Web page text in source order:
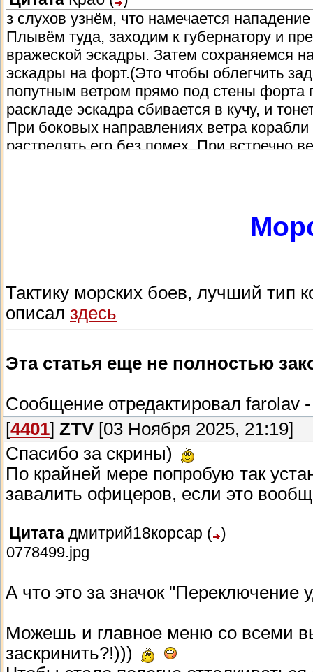
з слухов узнём, что намечается
Плывём туда, заходим к губернатору и
вражеской эскадры. Затем сохраняемся
эскадры на форт.(Это чтобы облегчить
попутным ветром прямо под стены форта
раскладе эскадра сбивается в кучу, и
При боковых направлениях ветра
растрелять его без помех. При встречно
Этот сценари хорош на начальных
эскадры, или мановар под рукой), другой
нападающих жалко будет смотреть. Еще
другом флагмане если первый потонул,
сотрудничать. Боевые вводные такие: Вы
После того как захватчики уплывут
безбожники захватчики еще совсем
плачевном состоянии и взять его не
городской казны.
Рад если кому-то это поможет.
Тактику морских боев, лучший тип
описал здесь
Эта статья еще не полностью
Сообщение отредактировал farolav
[4401] ZTV [03 Ноября 2025, 21:19]
Спасибо за скрины)
По крайней мере попробую так
завалить офицеров, если это
Цитата дмитрий18корсар ( )
0778499.jpg
А что это за значок "Переключение
Можешь и главное меню со всеми
заскринить?!)))